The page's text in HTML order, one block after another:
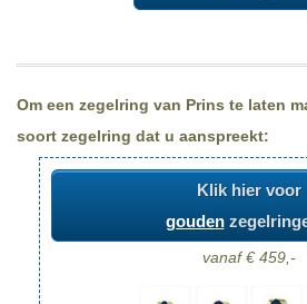
Om een zegelring van Prins te laten
soort zegelring dat u aanspreekt:
Klik hier voor
gouden
vanaf € 459,-